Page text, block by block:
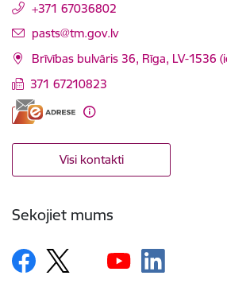
+371 67036802
E-pasts:
pasts@tm.gov.lv
Brīvības bulvāris 36, Rīga, LV-1536
371 67210823
Visi kontakti
Sekojiet mums